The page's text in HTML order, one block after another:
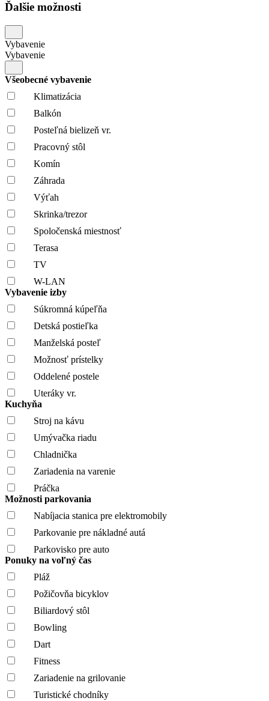
Ďalšie možnosti
Vybavenie
Vybavenie
Všeobecné vybavenie
Klimatizácia
Balkón
Posteľná bielizeň vr.
Pracovný stôl
Komín
Záhrada
Výťah
Skrinka/trezor
Spoločenská miestnosť
Terasa
TV
W-LAN
Vybavenie izby
Súkromná kúpeľňa
Detská postieľka
Manželská posteľ
Možnosť prístelky
Oddelené postele
Uteráky vr.
Kuchyňa
Stroj na kávu
Umývačka riadu
Chladnička
Zariadenia na varenie
Práčka
Možnosti parkovania
Nabíjacia stanica pre elektromobily
Parkovanie pre nákladné autá
Parkovisko pre auto
Ponuky na voľný čas
Pláž
Požičovňa bicyklov
Biliardový stôl
Bowling
Dart
Fitness
Zariadenie na grilovanie
Turistické chodníky